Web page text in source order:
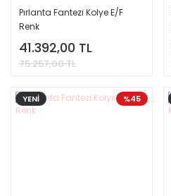
Pırlanta Fantezi Kolye E/F
Renk
41.392,00 TL
75.257,00 TL
%45
YENİ